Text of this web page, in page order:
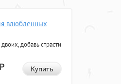
влюбленных
добавь страсти
Купить